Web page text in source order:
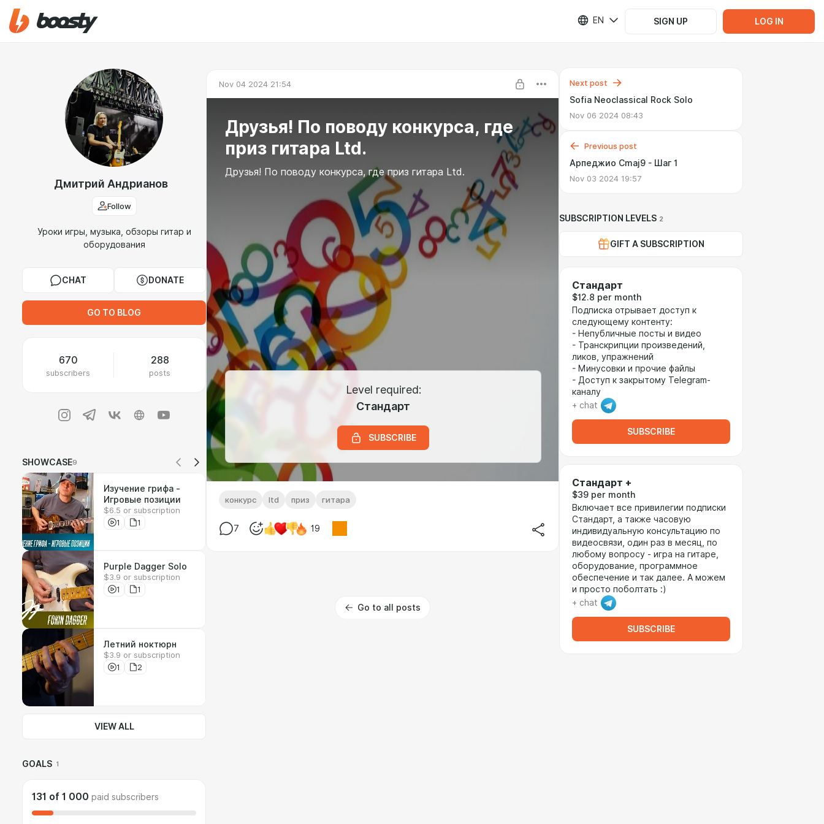
EN SIGN UP LOG IN
Дмитрий Андрианов
Follow
Уроки игры, музыка, обзоры гитар и
оборудования
CHAT DONATE
GO TO BLOG
670
subscribers
288
posts
SHOWCASE9
Изучение грифа -
Игровые позиции
$6.5 or subscription
1
1
Purple Dagger Solo
$3.9 or subscription
1
1
Летний ноктюрн
$3.9 or subscription
1
2
VIEW ALL
GOALS 1
131 of 1 000 paid subscribers
Nov 04 2024 21:54
Друзья! По поводу конкурса, где
приз гитара Ltd.
Друзья! По поводу конкурса, где приз гитара Ltd.
Level required:
Стандарт
SUBSCRIBE
конкурс ltd приз гитара
7 19
Go to all posts
Next post
Sofia Neoclassical Rock Solo
Nov 06 2024 08:43
Previous post
Арпеджио Cmaj9 - Шаг 1
Nov 03 2024 19:57
SUBSCRIPTION LEVELS 2
GIFT A SUBSCRIPTION
Стандарт
$12.8 per month
Подписка отрывает доступ к
следующему контенту:
- Непубличные посты и видео
- Транскрипции произведений,
ликов, упражнений
- Минусовки и прочие файлы
- Доступ к закрытому Telegram-
каналу
+ chat
SUBSCRIBE
Стандарт +
$39 per month
Включает все привилегии подписки
Стандарт, а также часовую
индивидуальную консультацию по
видеосвязи, один раз в месяц, по
любому вопросу - игра на гитаре,
оборудование, программное
обеспечение и так далее. А можем
и просто поболтать :)
+ chat
SUBSCRIBE